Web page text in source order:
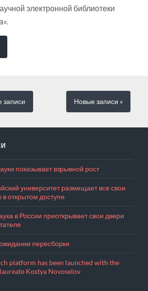
электронной библиотеки
записи Новыезаписи »
показывает взрывной рост
университет размещает все свои
открытом доступе
в России приоткрывает свои двери
пересборки
platform has been launched with the
Kostya Novoselov